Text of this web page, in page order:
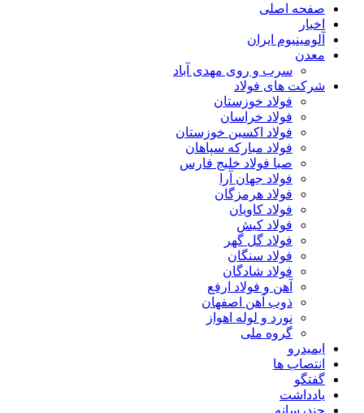
صفحه اصلی
اخبار
آلومینیوم ایران
معدن
سرب و روی مهدی آباد
شرکت های فولاد
فولاد خوزستان
فولاد خراسان
فولاد اکسین خوزستان
فولاد مبارکه سپاهان
صبا فولاد خلیج فارس
فولاد جهان آرا
فولاد هرمزگان
فولاد کاویان
فولاد کیش
فولاد گل گهر
فولاد سنگان
فولاد شادگان
آهن و فولاد ارفع
ذوب آهن اصفهان
نورد و لوله اهواز
گروه ملی
ایمیدرو
انتصاب ها
گفتگو
یادداشت
چندرسانه